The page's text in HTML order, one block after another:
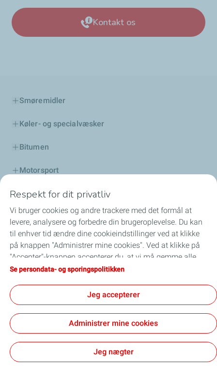
Kontakt os
Smøremidler
Køler- og specialvæsker
Bitumen
Motorsport
Distributør
Services
Bestil her
General Terms and Conditions of Use
Privatlivs- og cookiepolitikSalgsvilkår
Cookies
Respekt for dit privatliv
Vi bruger cookies og andre trackere med det formål at
levere, analysere og forbedre din brugeroplevelse. Du kan
til enhver tid ændre dine cookieindstillinger ved at klikke
på knappen "Administrer mine cookies". Ved at klikke på
"Accepter"-knappen accepterer du, at vi må gemme alle
cookies på din enhed. Hvis du klikker på "Afvis", vil kun de
korrekt, blive brugt. For yderligere oplysninger henvises til
siden "Persondata og sporingspolitik".
Se persondata- og sporingspolitikken
Jeg accepterer
Administrer mine cookies
Jeg nægter